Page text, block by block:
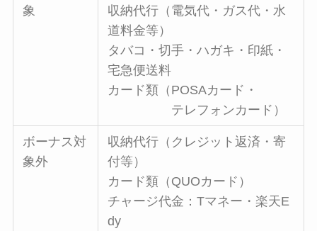
象
収納代行（電気代・ガス代・水
道料金等）
タバコ・切手・ハガキ・印紙・
宅急便送料
カード類（POSAカード・
テレフォンカード）
ボーナス対
象外
収納代行（クレジット返済・寄
付等）
カード類（QUOカード）
チャージ代金：Tマネー・楽天E
dy